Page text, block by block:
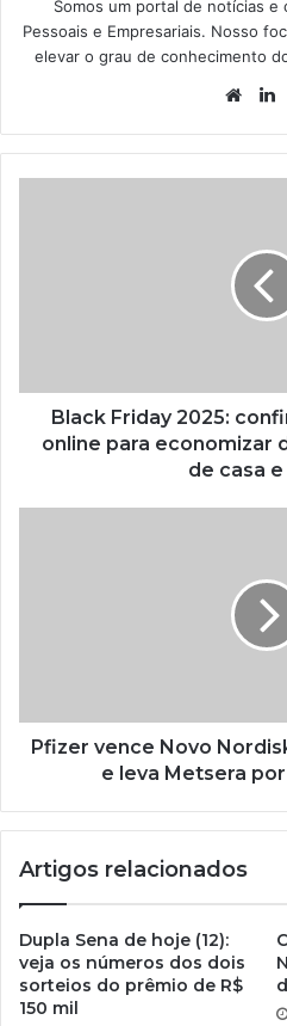
Somos um portal de notícias
Pessoais e Empresariais. Nosso
elevar o grau de conhecimento
Black Friday 2025:
online para economizar
de casa
Pfizer vence Novo
e leva Metsera
Artigos relacionados
Dupla Sena de hoje (12):
veja os números dos dois
sorteios do prêmio de R$
150 mil